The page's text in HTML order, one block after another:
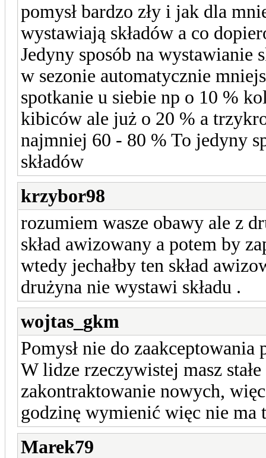
pomysł bardzo zły i jak dla
wystawiają składów a co
Jedyny sposób na wystawianie
w sezonie automatycznie
spotkanie u siebie np o 10 %
kibiców ale już o 20 % a
najmniej 60 - 80 % To jedyny
składów
krzybor98
rozumiem wasze obawy ale z
skład awizowany a potem by
wtedy jechałby ten skład
drużyna nie wystawi składu .
wojtas_gkm
Pomysł nie do
W lidze rzeczywistej masz
zakontraktowanie nowych,
godzinę wymienić więc nie
Marek79